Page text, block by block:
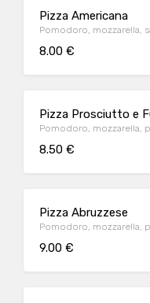
Pizza Americana
Pomodoro, mozzarella,
8.00 €
Pizza Prosciutto e
Pomodoro, mozzarella,
8.50 €
Pizza Abruzzese
Pomodoro, mozzarella,
9.00 €